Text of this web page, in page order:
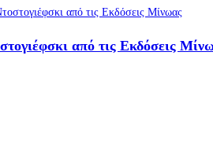
από τις Εκδόσεις